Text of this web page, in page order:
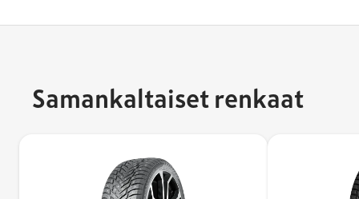
Samankaltaiset renkaat